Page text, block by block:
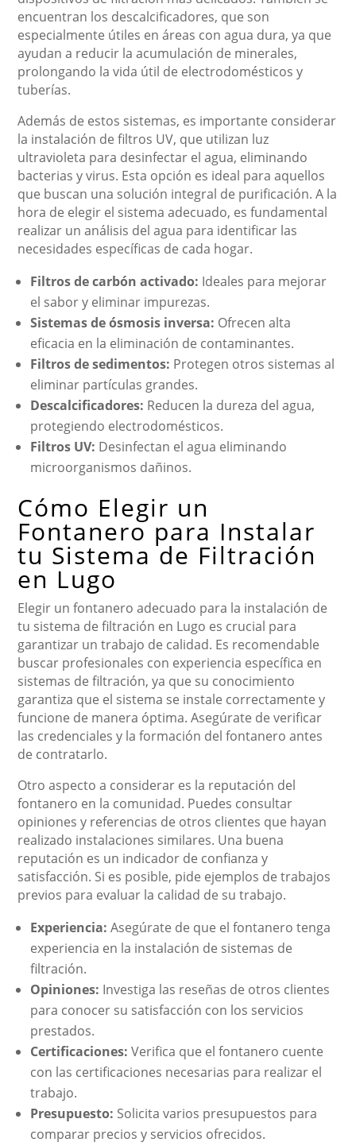
encuentran los descalcificadores, que son
especialmente útiles en áreas con agua dura, ya que
ayudan a reducir la acumulación de minerales,
prolongando la vida útil de electrodomésticos y
tuberías.
Además de estos sistemas, es importante considerar
la instalación de filtros UV, que utilizan luz
ultravioleta para desinfectar el agua, eliminando
bacterias y virus. Esta opción es ideal para aquellos
que buscan una solución integral de purificación. A la
hora de elegir el sistema adecuado, es fundamental
realizar un análisis del agua para identificar las
necesidades específicas de cada hogar.
Filtros de carbón activado: Ideales para mejorar
el sabor y eliminar impurezas.
Sistemas de ósmosis inversa: Ofrecen alta
eficacia en la eliminación de contaminantes.
Filtros de sedimentos: Protegen otros sistemas al
eliminar partículas grandes.
Descalcificadores: Reducen la dureza del agua,
protegiendo electrodomésticos.
Filtros UV: Desinfectan el agua eliminando
microorganismos dañinos.
Cómo Elegir un
Fontanero para Instalar
tu Sistema de Filtración
en Lugo
Elegir un fontanero adecuado para la instalación de
tu sistema de filtración en Lugo es crucial para
garantizar un trabajo de calidad. Es recomendable
buscar profesionales con experiencia específica en
sistemas de filtración, ya que su conocimiento
garantiza que el sistema se instale correctamente y
funcione de manera óptima. Asegúrate de verificar
las credenciales y la formación del fontanero antes
de contratarlo.
Otro aspecto a considerar es la reputación del
fontanero en la comunidad. Puedes consultar
opiniones y referencias de otros clientes que hayan
realizado instalaciones similares. Una buena
reputación es un indicador de confianza y
satisfacción. Si es posible, pide ejemplos de trabajos
previos para evaluar la calidad de su trabajo.
Experiencia: Asegúrate de que el fontanero tenga
experiencia en la instalación de sistemas de
filtración.
Opiniones: Investiga las reseñas de otros clientes
para conocer su satisfacción con los servicios
prestados.
Certificaciones: Verifica que el fontanero cuente
con las certificaciones necesarias para realizar el
trabajo.
Presupuesto: Solicita varios presupuestos para
comparar precios y servicios ofrecidos.